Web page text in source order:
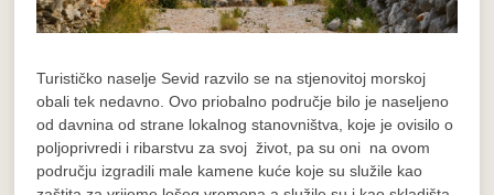
Turističko naselje Sevid razvilo se na stjenovitoj morskoj
obali tek nedavno. Ovo priobalno područje bilo je naseljeno
od davnina od strane lokalnog stanovništva, koje je ovisilo o
poljoprivredi i ribarstvu za svoj život, pa su oni na ovom
području izgradili male kamene kuće koje su služile kao